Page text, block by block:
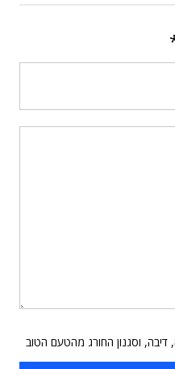
דיבה, וסגנון החורג מהטעם הטוב